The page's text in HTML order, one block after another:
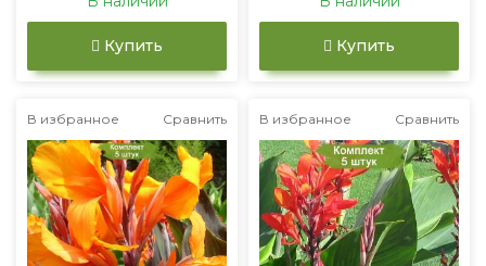
Купить Купить
В избранное Сравнить В избранное Сравнить